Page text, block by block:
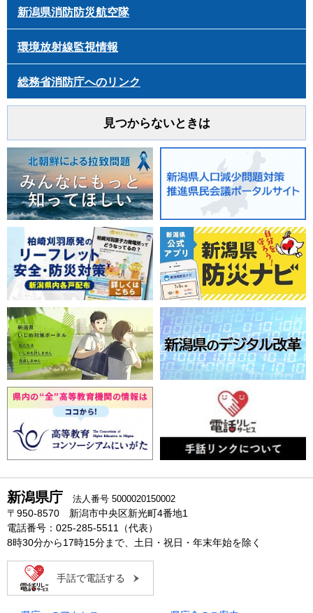
新潟県消防防災航空隊
環境放射線監視情報
総務省消防庁へのリンク
見つからないときは
新潟県庁 法人番号 5000020150002
〒950-8570 新潟市中央区新光町4番地1
電話番号：025-285-5511（代表）
8時30分から17時15分まで、土日・祝日・年末年始を除く
手話で電話する